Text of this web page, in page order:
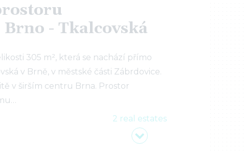
- Tkalcovská
305 m², která se nachází přímo
v Brně, v městské části Zábrdovice.
v širším centru Brna. Prostor
2 real estates